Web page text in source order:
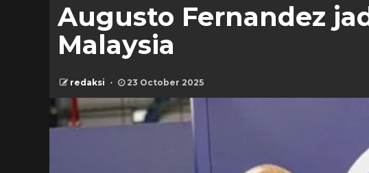
Augusto Fernandez
Malaysia
redaksi 23 October 2025